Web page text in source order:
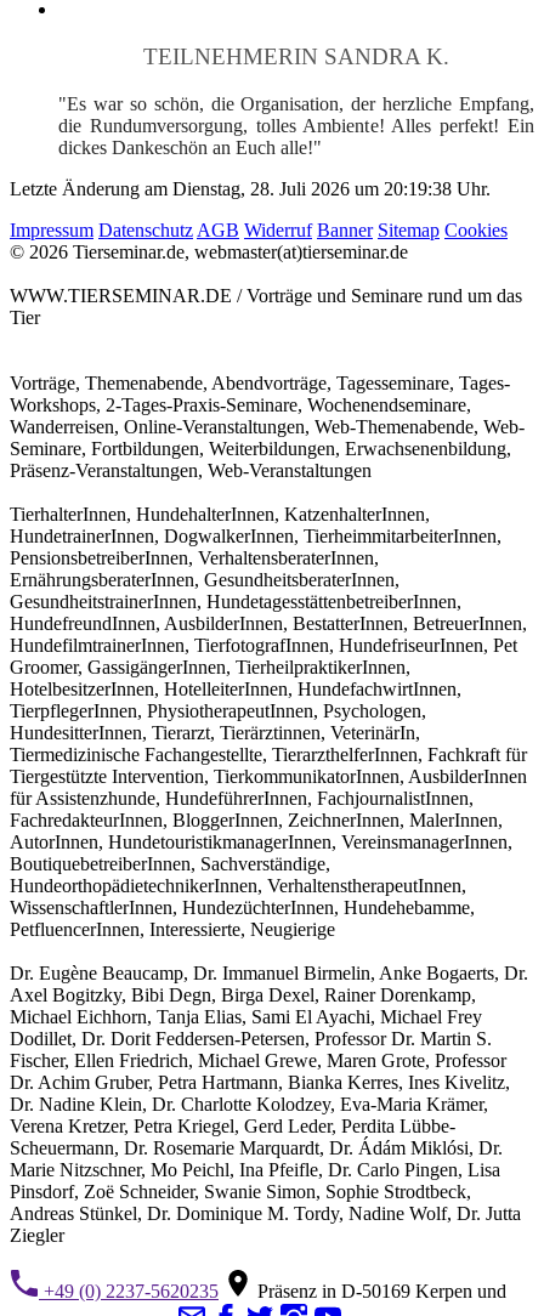
TEILNEHMERIN SANDRA K.
"Es war so schön, die Organisation, der herzliche Empfang,
die Rundumversorgung, tolles Ambiente! Alles perfekt! Ein
dickes Dankeschön an Euch alle!"
Letzte Änderung am Dienstag, 28. Juli 2026 um 20:19:38 Uhr.
Impressum DatenschutzAGB Widerruf Banner Sitemap Cookies
© 2026 Tierseminar.de, webmaster(at)tierseminar.de
WWW.TIERSEMINAR.DE / Vorträge und Seminare rund um das
Tier
Vorträge, Themenabende, Abendvorträge, Tagesseminare, Tages-
Workshops, 2-Tages-Praxis-Seminare, Wochenendseminare,
Wanderreisen, Online-Veranstaltungen, Web-Themenabende, Web-
Seminare, Fortbildungen, Weiterbildungen, Erwachsenenbildung,
Präsenz-Veranstaltungen, Web-Veranstaltungen
TierhalterInnen, HundehalterInnen, KatzenhalterInnen,
HundetrainerInnen, DogwalkerInnen, TierheimmitarbeiterInnen,
PensionsbetreiberInnen, VerhaltensberaterInnen,
ErnährungsberaterInnen, GesundheitsberaterInnen,
GesundheitstrainerInnen, HundetagesstättenbetreiberInnen,
HundefreundInnen, AusbilderInnen, BestatterInnen, BetreuerInnen,
HundefilmtrainerInnen, TierfotografInnen, HundefriseurInnen, Pet
Groomer, GassigängerInnen, TierheilpraktikerInnen,
HotelbesitzerInnen, HotelleiterInnen, HundefachwirtInnen,
TierpflegerInnen, PhysiotherapeutInnen, Psychologen,
HundesitterInnen, Tierarzt, Tierärztinnen, VeterinärIn,
Tiermedizinische Fachangestellte, TierarzthelferInnen, Fachkraft für
Tiergestützte Intervention, TierkommunikatorInnen, AusbilderInnen
für Assistenzhunde, HundeführerInnen, FachjournalistInnen,
FachredakteurInnen, BloggerInnen, ZeichnerInnen, MalerInnen,
AutorInnen, HundetouristikmanagerInnen, VereinsmanagerInnen,
BoutiquebetreiberInnen, Sachverständige,
HundeorthopädietechnikerInnen, VerhaltenstherapeutInnen,
WissenschaftlerInnen, HundezüchterInnen, Hundehebamme,
PetfluencerInnen, Interessierte, Neugierige
Dr. Eugène Beaucamp, Dr. Immanuel Birmelin, Anke Bogaerts, Dr.
Axel Bogitzky, Bibi Degn, Birga Dexel, Rainer Dorenkamp,
Michael Eichhorn, Tanja Elias, Sami El Ayachi, Michael Frey
Dodillet, Dr. Dorit Feddersen-Petersen, Professor Dr. Martin S.
Fischer, Ellen Friedrich, Michael Grewe, Maren Grote, Professor
Dr. Achim Gruber, Petra Hartmann, Bianka Kerres, Ines Kivelitz,
Dr. Nadine Klein, Dr. Charlotte Kolodzey, Eva-Maria Krämer,
Verena Kretzer, Petra Kriegel, Gerd Leder, Perdita Lübbe-
Scheuermann, Dr. Rosemarie Marquardt, Dr. Ádám Miklósi, Dr.
Marie Nitzschner, Mo Peichl, Ina Pfeifle, Dr. Carlo Pingen, Lisa
Pinsdorf, Zoë Schneider, Swanie Simon, Sophie Strodtbeck,
Andreas Stünkel, Dr. Dominique M. Tordy, Nadine Wolf, Dr. Jutta
Ziegler
+49 (0) 2237-5620235
Präsenz in D-50169 Kerpen und